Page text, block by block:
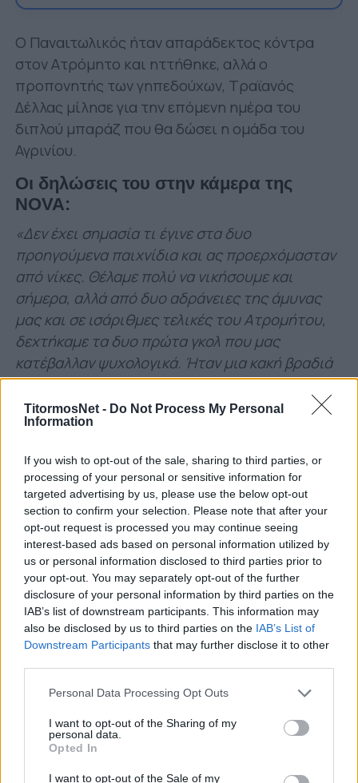
TitormosNet - Do Not Process My Personal
Information
If you wish to opt-out of the sale, sharing to third parties, or
processing of your personal or sensitive information for
targeted advertising by us, please use the below opt-out
section to confirm your selection. Please note that after your
opt-out request is processed you may continue seeing
interest-based ads based on personal information utilized by
us or personal information disclosed to third parties prior to
your opt-out. You may separately opt-out of the further
disclosure of your personal information by third parties on the
IAB’s list of downstream participants. This information may
also be disclosed by us to third parties on the IAB’s List of
Downstream Participants that may further disclose it to other
Personal Data Processing Opt Outs
I want to opt-out of the Sharing of my
personal data.
Opted In
I want to opt-out of the Sale of my
O Παναιτωλικός ήταν απαράδεκτος κόντρα
στον Ατρόμητο και ηττήθηκε, αλλά ο
προπονητής των γηπεδούχων, Τραϊανός
Δέλλας μίλησε για την επόμενη ημέρα του
διπλού μπαράζ που θα δώσει η ομάδα του
Αγρινίου.
Οι δηλώσεις του στην κάμερα της
NOVA:
«Δεν έχει σημασία τι έγινε στα δυο
προηγούμενα παιχνίδια και ας προερχόμασταν
από νίκες. Θέλαμε πολύ να νικήσουμε και
σήμερα, αλλά από δυο αδράνειες της άμυνας
μας και σε ισάριθμες τελικές του Ατρομήτου,
δεχτήκαμε τα δυο πρώτα γκολ που μας
κατέβαλλαν ψυχολογικά. Ήταν μια κακή βραδιά
και ένα κακό αποτέλεσμα. Το αποδεχόμαστε»,
είπε αρχικά.
«Δεν έχω ψάξει για δικαιολογίες, αλλά είχαμε
πολλά προβλήματα απουσιών στα Play Outs.
Έχω πει ξανά. όμως, ότι η ιστορία γράφεται
από τους παρόντες και όχι από τους απόντες.
Και η ιστορία γράφεται με χρυσά ή μαύρα
γράμματα. Είμαστε υποχρεωμένοι να γράψουμε
με χρυσά γράμματα την ιστορία του
Παναιτωλικού. Πρώτα θα ηρεμήσουμε και θα
συγκεντρωθούμε στα μπαράζ».